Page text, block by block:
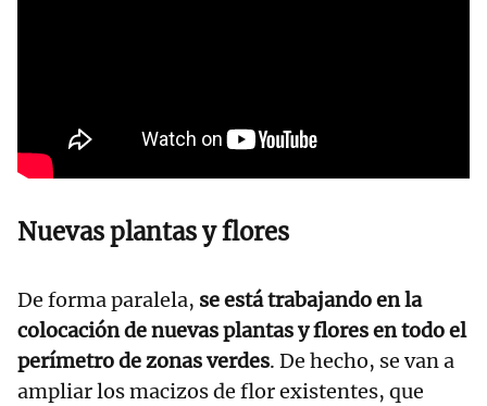
Nuevas plantas y flores
De forma paralela, se está trabajando en la
colocación de nuevas plantas y flores en todo el
perímetro de zonas verdes. De hecho, se van a
ampliar los macizos de flor existentes, que